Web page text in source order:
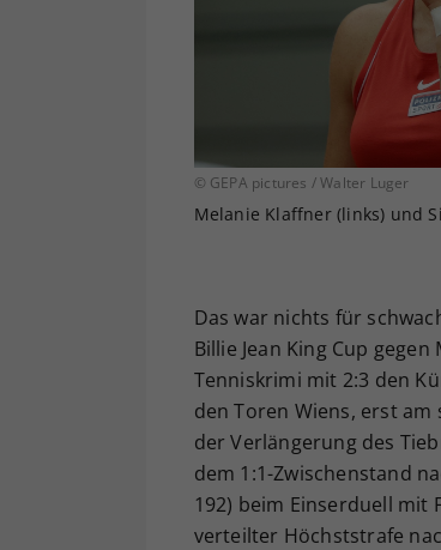
© GEPA pictures / Walter Luger
Melanie Klaffner (links) und
Das war nichts für
Billie Jean King Cup
Tenniskrimi mit 2:3 den
den Toren Wiens, erst
der Verlängerung des
dem 1:1-Zwischenstand
192) beim Einserduell mit
verteilter Höchststrafe